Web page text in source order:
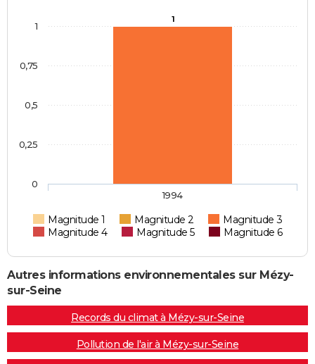
1
Magnitude 1 Magnitude 2
Magnitude 3
Magnitude 4
Magnitude 5 Magnitude 6
1994
0
0,25
0,5
0,75
1
Autres informations environnementales sur Mézy-
sur-Seine
Records du climat à Mézy-sur-Seine
Pollution de l'air à Mézy-sur-Seine